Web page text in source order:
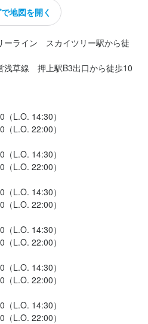
地図を開く
ーライン　スカイツリー駅から徒
浅草線　押上駅B3出口から徒歩10
L.O. 14:30）
L.O. 22:00）
L.O. 14:30）
L.O. 22:00）
L.O. 14:30）
L.O. 22:00）
L.O. 14:30）
L.O. 22:00）
L.O. 14:30）
L.O. 22:00）
L.O. 14:30）
L.O. 22:00）